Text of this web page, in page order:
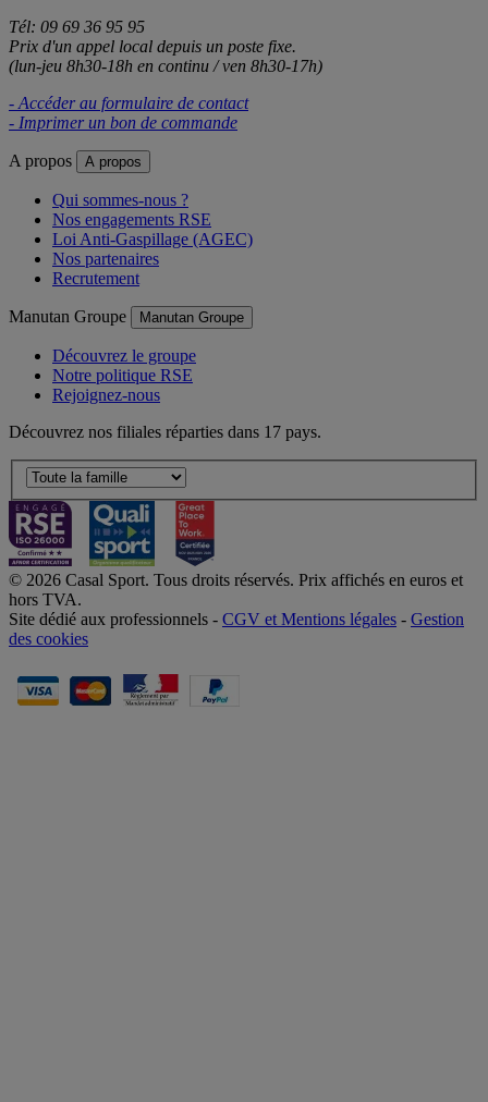
Tél: 09 69 36 95 95
Prix d'un appel local depuis un poste fixe.
(lun-jeu 8h30-18h en continu / ven 8h30-17h)
- Accéder au formulaire de contact
- Imprimer un bon de commande
A propos A propos
Qui sommes-nous ?
Nos engagements RSE
Loi Anti-Gaspillage (AGEC)
Nos partenaires
Recrutement
Manutan Groupe Manutan Groupe
Découvrez le groupe
Notre politique RSE
Rejoignez-nous
Découvrez nos filiales réparties dans 17 pays.
© 2026 Casal Sport. Tous droits réservés. Prix affichés en euros et
hors TVA.
Site dédié aux professionnels - CGV et Mentions légales - Gestion
des cookies